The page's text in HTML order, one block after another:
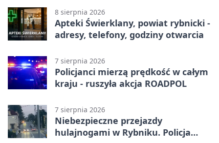
otwarcia
8 sierpnia 2026
Apteki Świerklany, powiat rybnicki -
adresy, telefony, godziny otwarcia
7 sierpnia 2026
Policjanci mierzą prędkość w całym
kraju - ruszyła akcja ROADPOL
7 sierpnia 2026
Niebezpieczne przejazdy
hulajnogami w Rybniku. Policja